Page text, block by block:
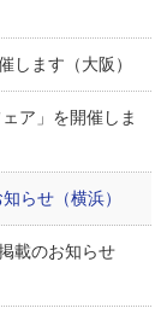
します（大阪）
ア」を開催しま
らせ（横浜）
載のお知らせ